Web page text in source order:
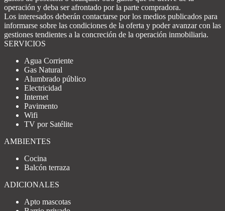
operación y deba ser afrontado por la parte compradora.
Los interesados deberán contactarse por los medios publicados para
informarse sobre las condiciones de la oferta y poder avanzar con las
gestiones tendientes a la concreción de la operación inmobiliaria.
SERVICIOS
Agua Corriente
Gas Natural
Alumbrado público
Electricidad
Internet
Pavimento
Wifi
TV por Satélite
AMBIENTES
Cocina
Balcón terraza
ADICIONALES
Apto mascotas